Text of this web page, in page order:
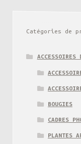
Catégories de
ACCESSOIRES
BOUGIES
CADRES
PLANTES